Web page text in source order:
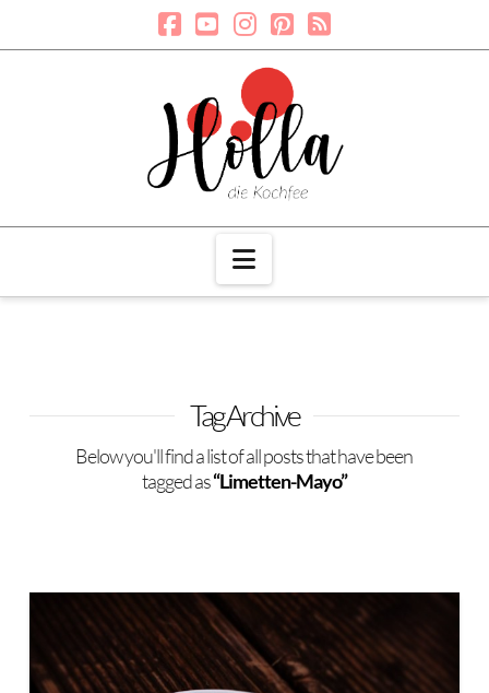
Navigation
Tag Archive
Below you'll find a list of all posts that have been
tagged as“Limetten-Mayo”